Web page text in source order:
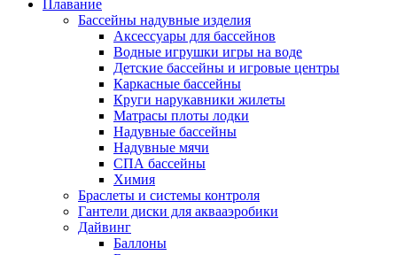
Плавание
Бассейны надувные изделия
Аксессуары для бассейнов
Водные игрушки игры на воде
Детские бассейны и игровые центры
Каркасные бассейны
Круги нарукавники жилеты
Матрасы плоты лодки
Надувные бассейны
Надувные мячи
СПА бассейны
Химия
Браслеты и системы контроля
Гантели диски для аквааэробики
Дайвинг
Баллоны